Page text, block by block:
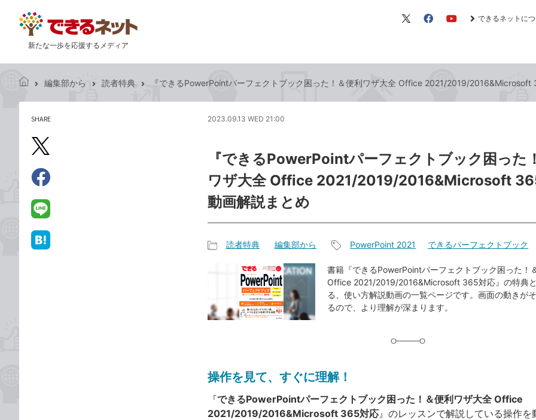
新たな一歩を応援するメディア
X（旧 FacebookYouTube
できるネットに
き
る
ッ
ト
編集部から 読者特典 『できるPowerPointパーフェクトブック困った！＆便利ワザ大全 Office 2021/2019/2016&Microsoft
SHARE
X（旧
で
2023.09.13 WED 21:00
『できるPowerPointパーフェクトブック困った
ワザ大全 Office 2021/2019/2016&Microsoft
動画解説まとめ
ゴ
読者特典 編集部から
事
タ
グ
PowerPoint 2021 できるパーフェクトブック
書籍『できるPowerPointパーフェクトブック困った！
Office 2021/2019/2016&Microsoft 365対応』の特典
る、使い方解説動画の一覧ページです。画面の動きが
るので、より理解が深まります。
操作を見て、すぐに理解！
『できるPowerPointパーフェクトブック困った！＆便利ワザ大全 Office
2021/2019/2016&Microsoft 365対応 』のレッスンで解説している操作を